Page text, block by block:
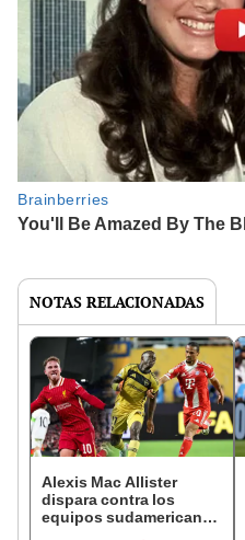
NOTAS RELACIONADAS
Alexis Mac Allister
dispara contra los
equipos sudamericanos